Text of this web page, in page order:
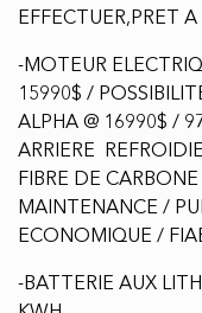
INCORPORÉ DE 3,3
-TELEPHONE
GRADE MILITAIRE
STARK
CONTROL UNIT
CONTROLER ET
MAPPING + FREINS
CONTROLE DE LA
TEMPS GRACE A